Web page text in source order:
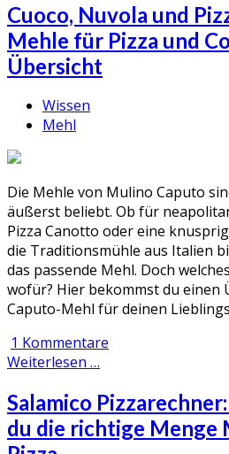
Cuoco, Nuvola und
Mehle für Pizza und
Übersicht
Wissen
Mehl
Die Mehle von Mulino Caputo
äußerst beliebt. Ob für
Pizza Canotto oder eine
die Traditionsmühle aus Italien
das passende Mehl. Doch
wofür? Hier bekommst du einen
Caputo-Mehl für deinen
1 Kommentare
Weiterlesen …
Salamico
du die richtige Menge